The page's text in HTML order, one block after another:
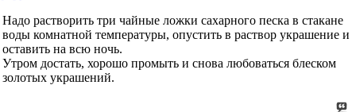
Надо растворить три чайные ложки сахарного песка в стакане
воды комнатной температуры, опустить в раствор украшение и
оставить на всю ночь.
Утром достать, хорошо промыть и снова любоваться блеском
золотых украшений.